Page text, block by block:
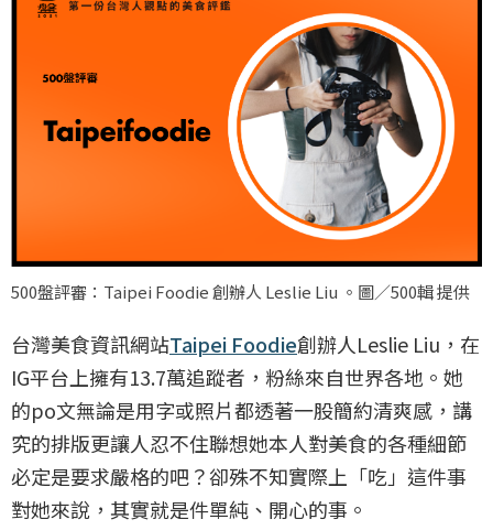
500盤評審：Taipei Foodie 創辦人 Leslie Liu 。圖／500輯 提供
台灣美食資訊網站Taipei Foodie創辦人Leslie Liu，在
IG平台上擁有13.7萬追蹤者，粉絲來自世界各地。她
的po文無論是用字或照片都透著一股簡約清爽感，講
究的排版更讓人忍不住聯想她本人對美食的各種細節
必定是要求嚴格的吧？卻殊不知實際上「吃」這件事
對她來說，其實就是件單純、開心的事。